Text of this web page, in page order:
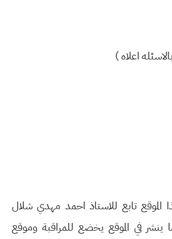
اعلاه )
الموقع تابع للاستاذ احمد مهدي شلال
في الموقع يخضع للمراقبة وموقع